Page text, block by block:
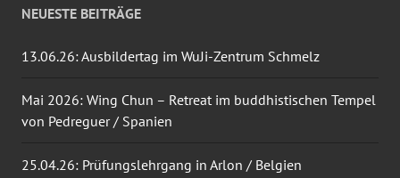
NEUESTE BEITRÄGE
13.06.26: Ausbildertag im WuJi-Zentrum Schmelz
Mai 2026: Wing Chun – Retreat im buddhistischen Tempel
von Pedreguer / Spanien
25.04.26: Prüfungslehrgang in Arlon / Belgien